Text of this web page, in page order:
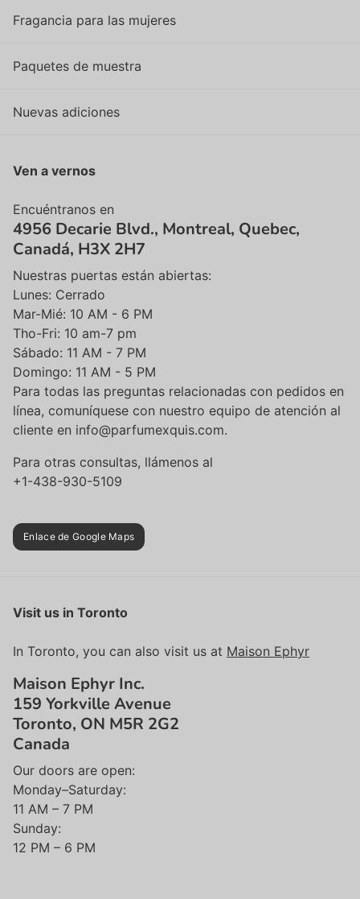
Fragancia para las mujeres
Paquetes de muestra
Nuevas adiciones
Ven a vernos
Encuéntranos en
4956 Decarie Blvd., Montreal, Quebec,
Canadá, H3X 2H7
Nuestras puertas están abiertas:
Lunes: Cerrado
Mar-Mié: 10 AM - 6 PM
Tho-Fri: 10 am-7 pm
Sábado: 11 AM - 7 PM
Domingo: 11 AM - 5 PM
Para todas las preguntas relacionadas con pedidos en
línea, comuníquese con nuestro equipo de atención al
cliente en info@parfumexquis.com.
Para otras consultas, llámenos al
+1-438-930-5109
Enlace de Google Maps
Visit us in Toronto
In Toronto, you can also visit us at Maison Ephyr
Maison Ephyr Inc.
159 Yorkville Avenue
Toronto, ON M5R 2G2
Canada
Our doors are open:
Monday–Saturday:
11 AM – 7 PM
Sunday:
12 PM – 6 PM